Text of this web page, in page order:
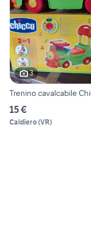
3
Trenino cavalcabile
15 €
Caldiero(VR)